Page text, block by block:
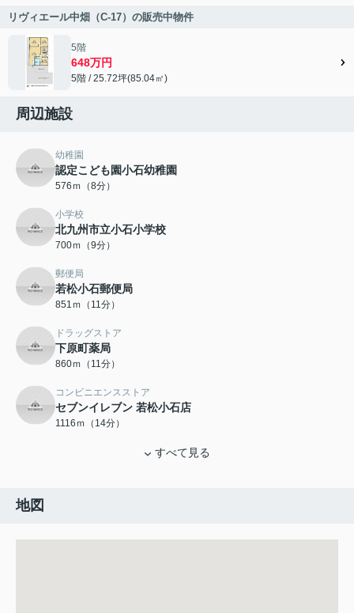
リヴィエール中畑（C-17）の販売中物件
5階
648万円
5階 / 25.72坪(85.04㎡)
周辺施設
幼稚園
認定こども園小石幼稚園
576ｍ（8分）
小学校
北九州市立小石小学校
700ｍ（9分）
郵便局
若松小石郵便局
851ｍ（11分）
ドラッグストア
下原町薬局
860ｍ（11分）
コンビニエンスストア
セブンイレブン 若松小石店
1116ｍ（14分）
すべて見る
地図